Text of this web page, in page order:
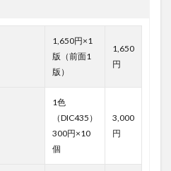
1,650円×1
版（前面1
版）
1,650
円
1色
（DIC435）
300円×10
個
3,000
円